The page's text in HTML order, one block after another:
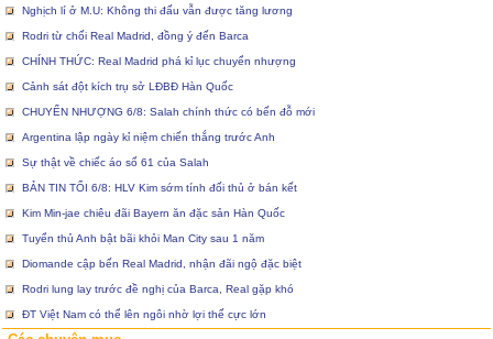
Nghịch lí ở M.U: Không thi đấu vẫn được tăng lương
Rodri từ chối Real Madrid, đồng ý đến Barca
CHÍNH THỨC: Real Madrid phá kỉ lục chuyển nhượng
Cảnh sát đột kích trụ sở LĐBĐ Hàn Quốc
CHUYỂN NHƯỢNG 6/8: Salah chính thức có bến đỗ mới
Argentina lập ngày kỉ niệm chiến thắng trước Anh
Sự thật về chiếc áo số 61 của Salah
BẢN TIN TỐI 6/8: HLV Kim sớm tính đối thủ ở bán kết
Kim Min-jae chiêu đãi Bayern ăn đặc sản Hàn Quốc
Tuyển thủ Anh bật bãi khỏi Man City sau 1 năm
Diomande cập bến Real Madrid, nhận đãi ngộ đặc biệt
Rodri lung lay trước đề nghị của Barca, Real gặp khó
ĐT Việt Nam có thể lên ngôi nhờ lợi thế cực lớn